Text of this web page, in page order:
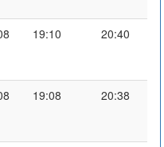
19:10 20:40
19:08 20:38